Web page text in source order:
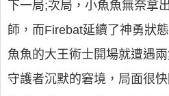
下一局;次局，小魚魚無奈拿
師，而Firebat延續了神勇狀
魚魚的大王術士開場就遭遇
守護者沉默的窘境，局面很